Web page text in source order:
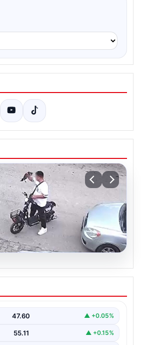
Yavru Kediye İşlenen
Yansıdı
gelen korkutucu olay, bölgedeki
Elektrikli…
47.60 ▲ +0.05%
55.11 ▲ +0.15%